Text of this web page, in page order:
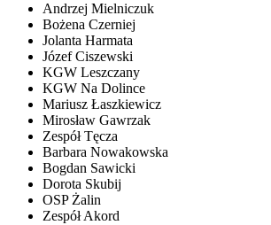
Andrzej Mielniczuk
Bożena Czerniej
Jolanta Harmata
Józef Ciszewski
KGW Leszczany
KGW Na Dolince
Mariusz Łaszkiewicz
Mirosław Gawrzak
Zespół Tęcza
Barbara Nowakowska
Bogdan Sawicki
Dorota Skubij
OSP Żalin
Zespół Akord